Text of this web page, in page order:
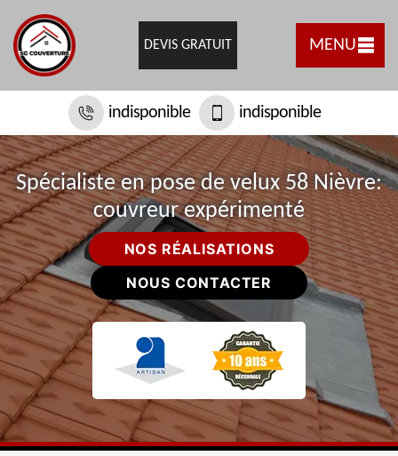
DEVIS GRATUIT MENU
indisponible indisponible
Spécialiste en pose de velux 58 Nièvre:
couvreur expérimenté
NOS RÉALISATIONS
NOUS CONTACTER